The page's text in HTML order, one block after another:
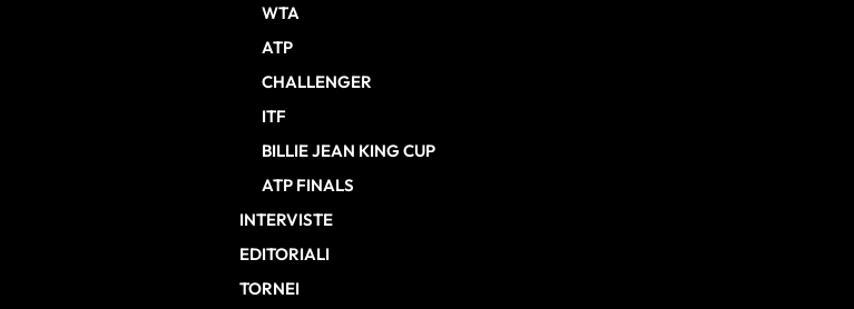
WTA
ATP
CHALLENGER
ITF
BILLIE JEAN KING CUP
ATP FINALS
INTERVISTE
EDITORIALI
TORNEI